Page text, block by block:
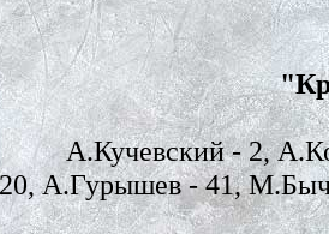
А.Кучевский - 2,
А.Гурышев - 41,